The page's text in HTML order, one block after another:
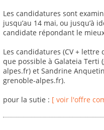
Les candidatures sont
jusqu’au 14 mai, ou jusqu’à
candidate répondant le
Les candidatures (CV +
que possible à Galateia Terti
alpes.fr) et Sandrine
grenoble-alpes.fr).
pour la sutie : [ voir l'offre